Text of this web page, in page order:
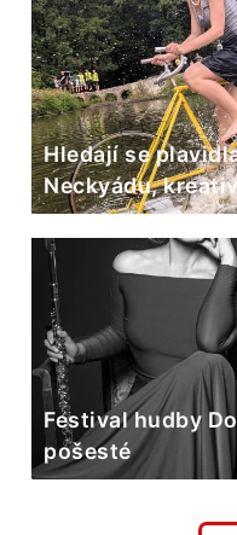
Hledají se
Neckyádu,
Festival hudby
pošesté